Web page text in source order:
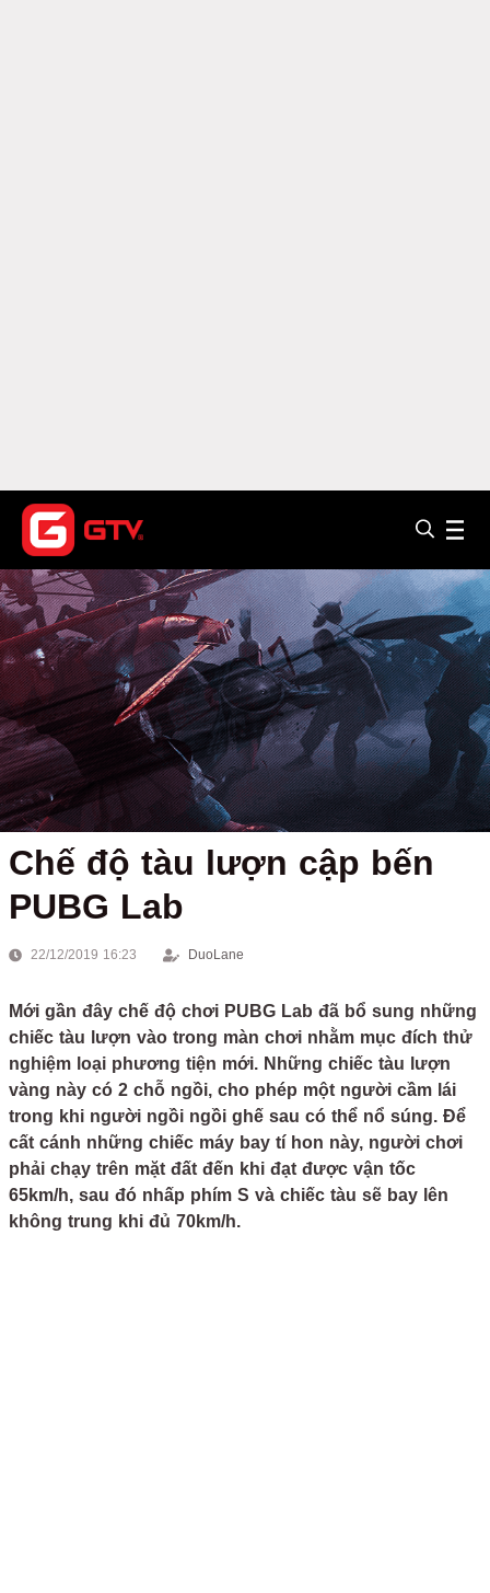
Chế độ tàu lượn cập bến
PUBG Lab
22/12/2019 16:23 DuoLane
Mới gần đây chế độ chơi PUBG Lab đã bổ sung những
chiếc tàu lượn vào trong màn chơi nhằm mục đích thử
nghiệm loại phương tiện mới. Những chiếc tàu lượn
vàng này có 2 chỗ ngồi, cho phép một người cầm lái
trong khi người ngồi ngồi ghế sau có thể nổ súng. Để
cất cánh những chiếc máy bay tí hon này, người chơi
phải chạy trên mặt đất đến khi đạt được vận tốc
65km/h, sau đó nhấp phím S và chiếc tàu sẽ bay lên
không trung khi đủ 70km/h.